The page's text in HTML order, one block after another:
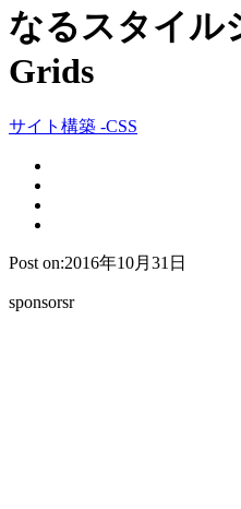
なるスタイル
Grids
サイト構築 -CSS
Post on:2016年10月31日
sponsorsr